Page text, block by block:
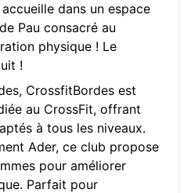
dans un espace
Pau consacré au
physique ! Le
!
, CrossfitBordes est
au CrossFit, offrant
à tous les niveaux.
Ader, ce club propose
pour améliorer
Parfait pour